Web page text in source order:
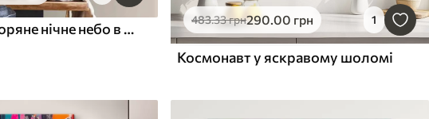
Туманність і зоряне нічне небо в абстрактних форм
483.33грн290.00 грн 1
Космонавт у яскравому шоломі